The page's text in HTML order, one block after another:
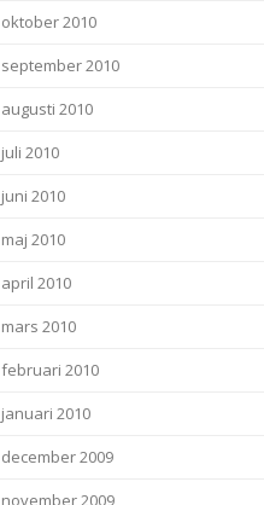
oktober 2010
september 2010
augusti 2010
juli 2010
juni 2010
maj 2010
april 2010
mars 2010
februari 2010
januari 2010
december 2009
november 2009